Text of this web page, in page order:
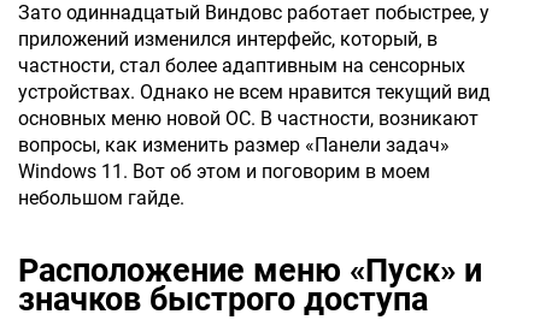
Зато одиннадцатый Виндовс работает побыстрее, у
приложений изменился интерфейс, который, в
частности, стал более адаптивным на сенсорных
устройствах. Однако не всем нравится текущий вид
основных меню новой ОС. В частности, возникают
вопросы, как изменить размер «Панели задач»
Windows 11. Вот об этом и поговорим в моем
небольшом гайде.
Расположение меню «Пуск» и
значков быстрого доступа